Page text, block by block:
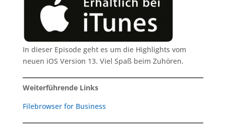
In dieser Episode geht es um die Highlights vom
neuen iOS Version 13. Viel Spaß beim Zuhören.
Weiterführende Links
Filebrowser for Business